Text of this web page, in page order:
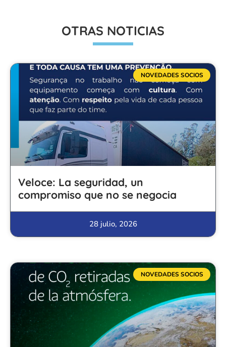
OTRAS NOTICIAS
NOVEDADES SOCIOS
Veloce: La seguridad, un
compromiso que no se negocia
28 julio, 2026
NOVEDADES SOCIOS